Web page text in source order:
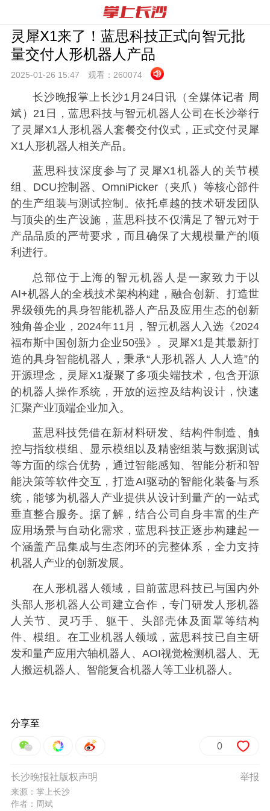
灵犀X1来了！蓝思科技正式向智元批
量交付人形机器人产品
2025-01-26 15:47 观看： 260074
长沙晚报掌上长沙1月24日讯（全媒体记者 周
斌）21日，蓝思科技与智元机器人公司在长沙举行
了灵犀X1人形机器人套餐交付仪式，正式交付灵犀
X1人形机器人相关产品。
蓝思科技深度参与了灵犀X1机器人的关节模
组、DCU控制器、OmniPicker（夹爪）等核心部件
的生产组装与测试控制。依托卓越的技术研发团队
与顶尖的生产设施，蓝思科技不仅满足了智元对于
产品品质的严苛要求，而且确保了大规模量产的顺
利进行。
总部位于上海的智元机器人是一家致力于以
AI+机器人的全栈技术架构构建，融合创新、打造世
界级领先的具身智能机器人产品及应用生态的创新
独角兽企业，2024年11月，智元机器人入选《2024
福布斯中国创新力企业50强》。灵犀X1是其最新打
造的具身智能机器人，秉承“人形机器人 人人造”的
开源理念，灵犀X1凝聚了多项尖端技术，包含开源
的机器人操作系统，开放的运控及结构设计，快速
汇聚产业顶端企业加入。
蓝思科技凭借在新材料研发、结构件制造、触
控与指纹模组、显示模组以及精密组装与数据测试
等方面的综合优势，通过智能感知、智能分析和智
能决策等软件交互，打造AI驱动的智能化装备与系
统，能够为机器人产业提供从设计到量产的一站式
垂直整合服务。据了解，结合公司自身丰富的生产
应用场景与自动化需求，蓝思科技正逐步构建起一
个涵盖产品集成与生态闭环的完整体系，全力支持
机器人产业的创新发展。
在人形机器人领域，目前蓝思科技已与国内外
头部人形机器人公司建立合作，专门研发人形机器
人关节、灵巧手、躯干、头部壳体及面罩等结构
件、模组。在工业机器人领域，蓝思科技已自主研
发和量产应用六轴机器人、AOI视觉检测机器人、无
人搬运机器人、智能复合机器人等工业机器人。
分享至
0
举报
长沙晚报社版权声明
来源：掌上长沙
作者：周斌